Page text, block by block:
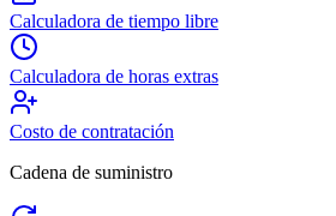
Calculadora de tiempo libre
Calculadora de horas extras
Costo de contratación
Cadena de suministro